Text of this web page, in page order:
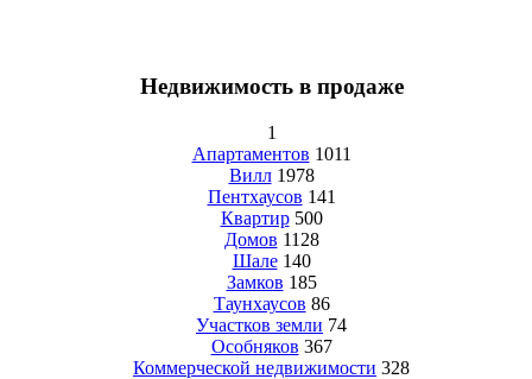
Недвижимость в продаже
1
Апартаментов 1011
Вилл 1978
Пентхаусов 141
Квартир 500
Домов 1128
Шале 140
Замков 185
Таунхаусов 86
Участков земли 74
Особняков 367
Коммерческой недвижимости 328